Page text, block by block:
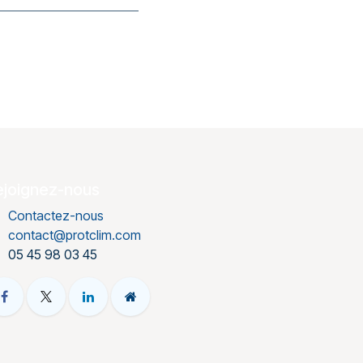
Contactez-nous
contact@protclim.com
05 45 98 03 45